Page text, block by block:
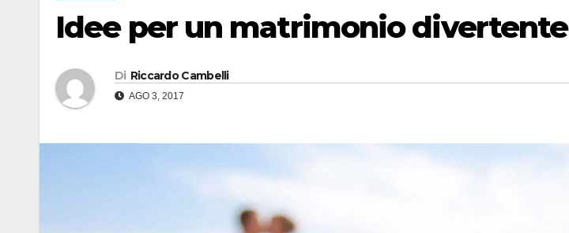
Idee per un matrimonio divertente
Di Riccardo Cambelli
AGO 3, 2017